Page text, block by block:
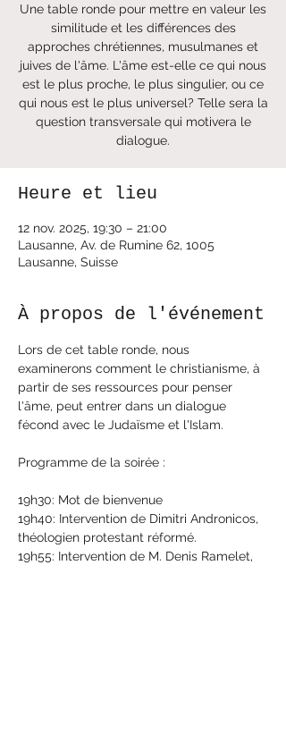
Une table ronde pour mettre en valeur les
similitude et les différences des
approches chrétiennes, musulmanes et
juives de l'âme. L'âme est-elle ce qui nous
est le plus proche, le plus singulier, ou ce
qui nous est le plus universel? Telle sera la
question transversale qui motivera le
dialogue.
Heure et lieu
12 nov. 2025, 19:30 – 21:00
Lausanne, Av. de Rumine 62, 1005
Lausanne, Suisse
À propos de l'événement
Lors de cet table ronde, nous
examinerons comment le christianisme, à
partir de ses ressources pour penser
l'âme, peut entrer dans un dialogue
fécond avec le Judaïsme et l'Islam.
Programme de la soirée :
19h30: Mot de bienvenue
19h40: Intervention de Dimitri Andronicos,
théologien protestant réformé.
19h55: Intervention de M. Denis Ramelet,